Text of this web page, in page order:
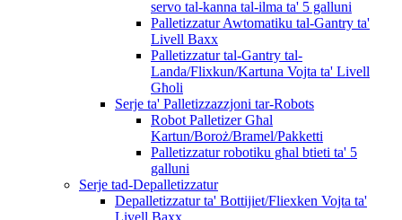
servo tal-kanna tal-ilma ta' 5 galluni
Palletizzatur Awtomatiku tal-Gantry ta'
Livell Baxx
Palletizzatur tal-Gantry tal-
Landa/Flixkun/Kartuna Vojta ta' Livell
Għoli
Serje ta' Palletizzazzjoni tar-Robots
Robot Palletizer Għal
Kartun/Boroż/Bramel/Pakketti
Palletizzatur robotiku għal btieti ta' 5
galluni
Serje tad-Depalletizzatur
Depalletizzatur ta' Bottijiet/Fliexken Vojta ta'
Livell Baxx